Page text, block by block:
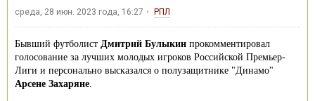
среда, 28 июн. 2023 года, 16:27 РПЛ
Бывший футболист Дмитрий Булыкин прокомментировал
голосование за лучших молодых игроков Российской Премьер-
Лиги и персонально высказался о полузащитнике "Динамо"
Арсене Захаряне